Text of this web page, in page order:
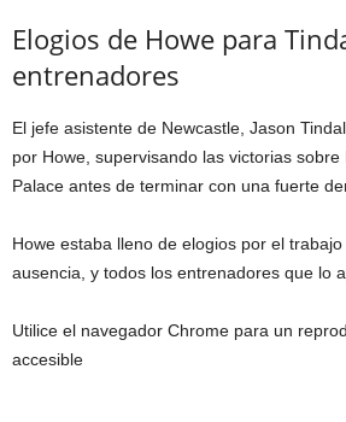
Elogios de Howe para
entrenadores
El jefe asistente de Newcastle, Jason
por Howe, supervisando las victorias
Palace antes de terminar con una fuerte
Howe estaba lleno de elogios por el
ausencia, y todos los entrenadores que lo
Utilice el navegador Chrome para un
accesible